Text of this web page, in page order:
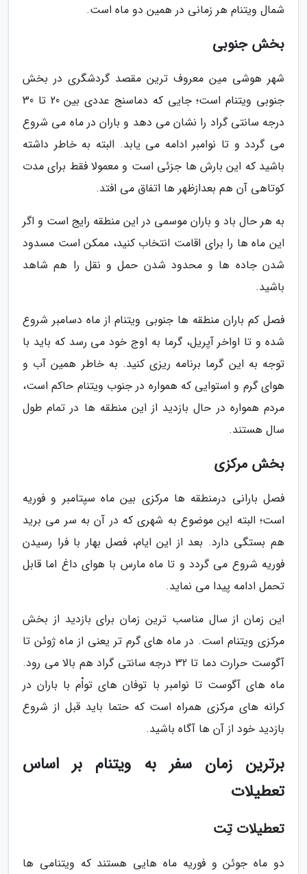
شمال ویتنام هر زمانی در همین دو ماه است.
بخش جنوبی
شهر هوشی مین معروف ترین مقصد گردشگری در بخش
جنوبی ویتنام است؛ جایی که دماسنج عددی بین 20 تا 30
درجه سانتی گراد را نشان می دهد و باران در ماه می شروع
می گردد و تا نوامبر ادامه می یابد. البته به خاطر داشته
باشید که این بارش ها جزئی است و معمولا فقط برای مدت
کوتاهی آن هم بعدازظهر ها اتفاق می افتد.
به هر حال باد و باران موسمی در این منطقه رایج است و اگر
این ماه ها را برای اقامت انتخاب کنید، ممکن است مسدود
شدن جاده ها و محدود شدن حمل و نقل را هم شاهد
باشید.
فصل کم باران منطقه ها جنوبی ویتنام از ماه دسامبر شروع
شده و تا اواخر آپریل، گرما به اوج خود می رسد که باید با
توجه به این گرما برنامه ریزی کنید. به خاطر همین آب و
هوای گرم و استوایی که همواره در جنوب ویتنام حاکم است،
مردم همواره در حال بازدید از این منطقه ها در تمام طول
سال هستند.
بخش مرکزی
فصل بارانی درمنطقه ها مرکزی بین ماه سپتامبر و فوریه
است؛ البته این موضوع به شهری که در آن به سر می برید
هم بستگی دارد. بعد از این ایام، فصل بهار با فرا رسیدن
فوریه شروع می گردد و تا ماه مارس با هوای داغ اما قابل
تحمل ادامه پیدا می نماید.
این زمان از سال مناسب ترین زمان برای بازدید از بخش
مرکزی ویتنام است. در ماه های گرم تر یعنی از ماه ژوئن تا
آگوست حرارت دما تا 32 درجه سانتی گراد هم بالا می رود.
ماه های آگوست تا نوامبر با توفان های تواْم با باران در
کرانه های مرکزی همراه است که حتما باید قبل از شروع
بازدید خود از آن ها آگاه باشید.
برترین زمان سفر به ویتنام بر اساس
تعطیلات
تعطیلات تِت
دو ماه جوئن و فوریه ماه هایی هستند که ویتنامی ها